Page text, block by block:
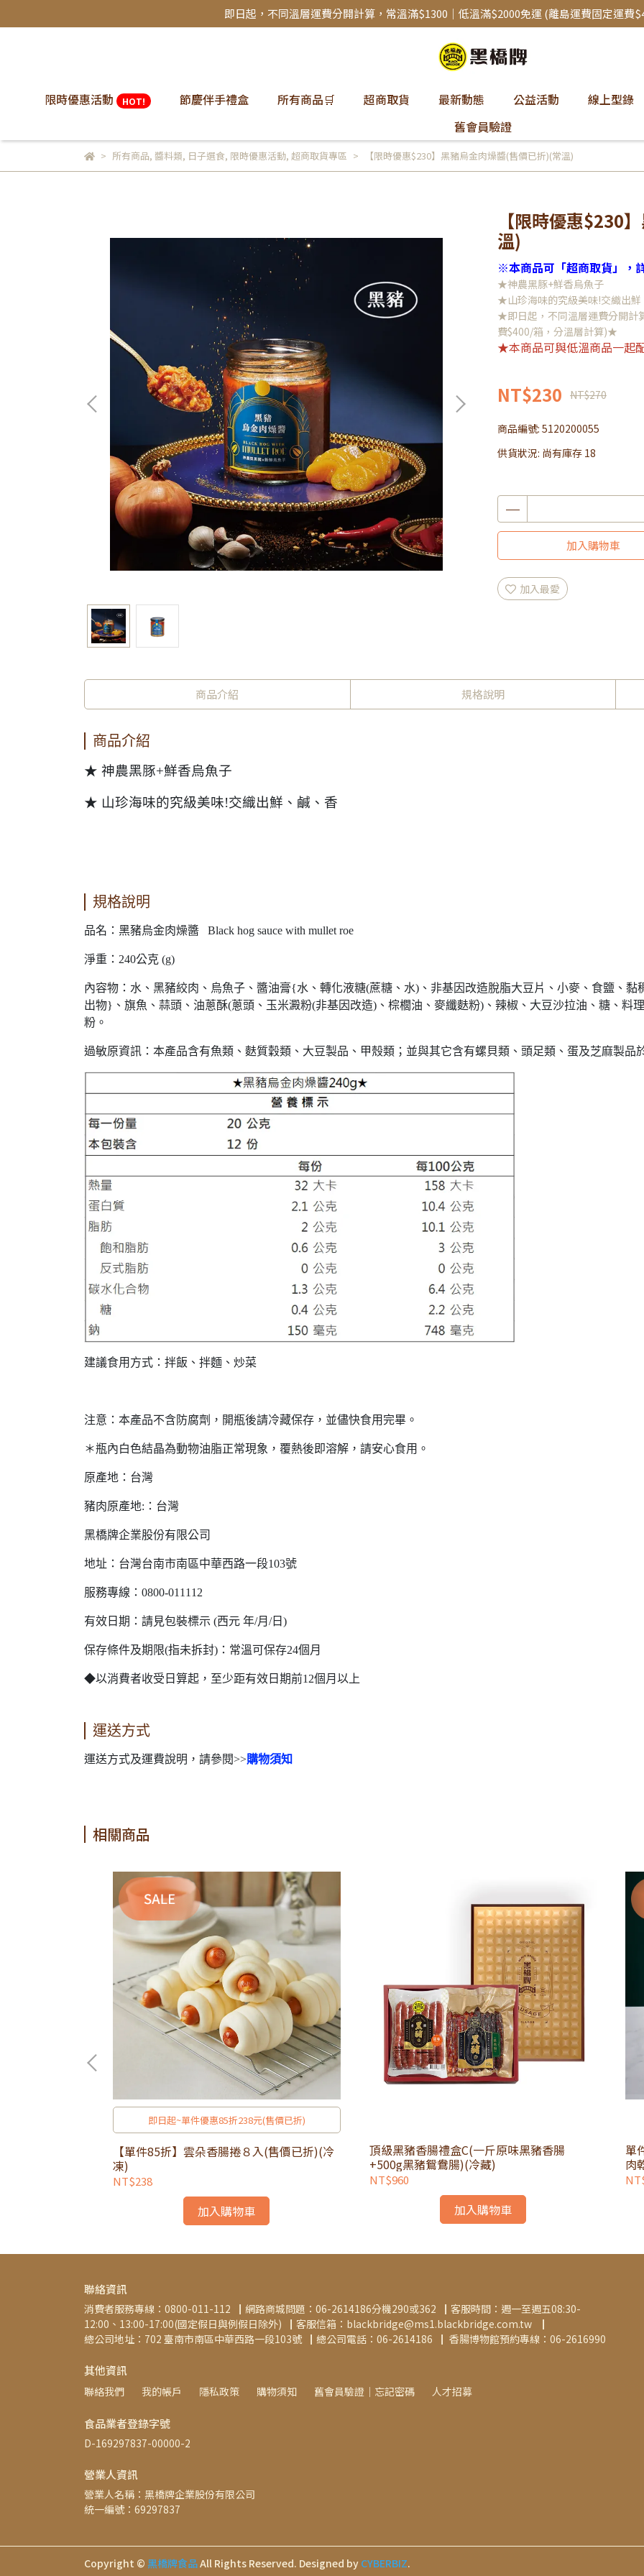
即日起，不同溫層運費分開計算，常溫滿$1300｜低溫滿$2000免運 (離島運費固定運費
限時優惠活動 HOT! 節慶伴手禮盒 所有商品🛒 超商取貨 最新動態 公益活動
線上型錄
舊會員驗證
所有商品, 醬料類, 日子選食, 限時優惠活動, 超商取貨專區 【限時優惠$230】黑豬烏金肉燥醬(售價已折)(常溫)
【限時優惠$230
溫)
※本商品可「超商取貨」，
★神農黑豚+鮮香烏魚子
★山珍海味的究級美味!交織出鮮
★即日起，不同溫層運費分開計
費$400/箱，分溫層計算)★
★本商品可與低溫商品一起
NT$230 NT$270
商品編號: 5120200055
供貨狀況: 尚有庫存 18
加入購物車
加入最愛
商品介紹 規格說明
商品介紹
★ 神農黑豚+鮮香烏魚子
★ 山珍海味的究級美味!交織出鮮、鹹、香
規格說明
品名：黑豬烏金肉燥醬 Black hog sauce with mullet roe
淨重：240公克 (g)
內容物：水、黑豬絞肉、烏魚子、醬油膏{水、轉化液糖(蔗糖、水)、非基因改造脫脂大豆片、小麥、食鹽、
出物}、旗魚、蒜頭、油蔥酥(蔥頭、玉米澱粉(非基因改造)、棕櫚油、麥纖麩粉)、辣椒、大豆沙拉油、糖、料
粉。
過敏原資訊：本產品含有魚類、麩質穀類、大豆製品、甲殼類；並與其它含有螺貝類、頭足類、蛋及芝麻製品
建議食用方式：拌飯、拌麵、炒菜
注意：本產品不含防腐劑，開瓶後請冷藏保存，並儘快食用完畢。
＊瓶內白色結晶為動物油脂正常現象，覆熱後即溶解，請安心食用。
原產地：台灣
豬肉原產地:：台灣
黑橋牌企業股份有限公司
地址：台灣台南市南區中華西路一段103號
服務專線：0800-011112
有效日期：請見包裝標示 (西元 年/月/日)
保存條件及期限(指未拆封)：常溫可保存24個月
◆以消費者收受日算起，至少距有效日期前12個月以上
運送方式
運送方式及運費說明，請參閱>>購物須知
相關商品
即日起~單件優惠85折238元(售價已折)
【單件85折】雲朵香腸捲８入(售價已折)(冷
凍)
NT$238
加入購物車
頂級黑豬香腸禮盒C(一斤原味黑豬香腸
+500g黑豬鴛鴦腸)(冷藏)
NT$960
加入購物車
單
肉
聯絡資訊
消費者服務專線：0800-011-112▕  網路商城問題：06-2614186分機290或362▕  客服時間：週一至週五08:30-
12:00、13:00-17:00(國定假日與例假日除外)▕  客服信箱：blackbridge@ms1.blackbridge.com.tw ▕
總公司地址：702 臺南市南區中華西路一段103號▕  總公司電話：06-2614186▕   香腸博物館預約專線：06-2616990
其他資訊
聯絡我們 我的帳戶 隱私政策 購物須知 舊會員驗證│忘記密碼 人才招募
食品業者登錄字號
D-169297837-00000-2
營業人資訊
營業人名稱：黑橋牌企業股份有限公司
統一編號：69297837
Copyright © 黑橋牌食品All Rights Reserved. Designed by CYBERBIZ.